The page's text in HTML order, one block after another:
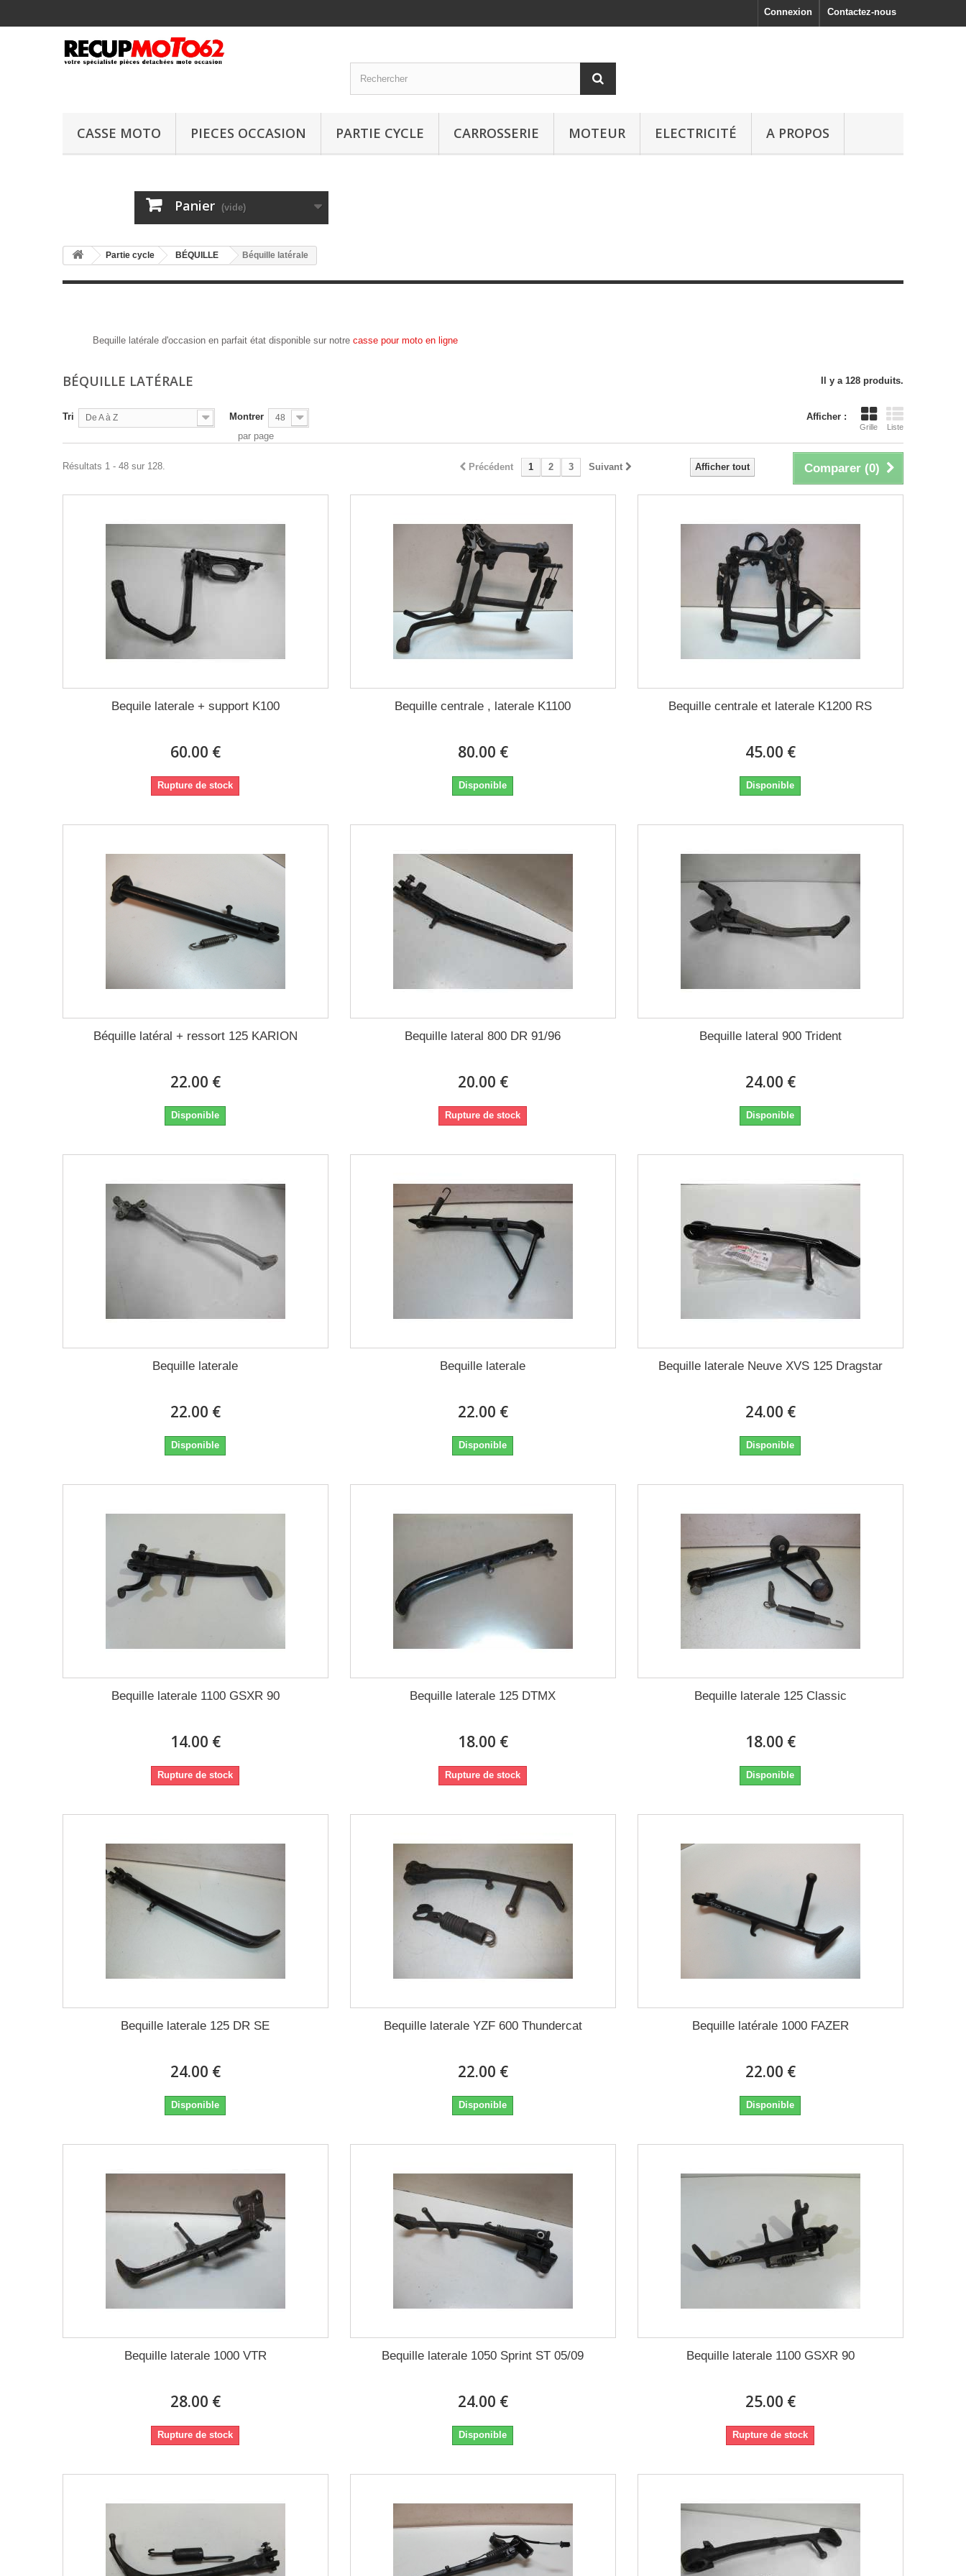
Contactez-nous
Connexion
CASSE MOTO PIECES OCCASION PARTIE CYCLE CARROSSERIE MOTEUR ELECTRICITÉ A PROPOS
Panier (vide)
Partie cycle BÉQUILLE Béquille latérale
Bequille latérale d'occasion en parfait état disponible sur notre casse pour moto en ligne
BÉQUILLE LATÉRALE Il y a 128 produits.
Afficher :
Grille Liste
Tri De A à Z Montrer 48
par page
Comparer (0)
Afficher tout
Précédent 1 2 3 Suivant
Résultats 1 - 48 sur 128.
Bequile laterale + support K100
60.00 €
Rupture de stock
Bequille centrale , laterale K1100
80.00 €
Disponible
Bequille centrale et laterale K1200 RS
45.00 €
Disponible
Béquille latéral + ressort 125 KARION
22.00 €
Disponible
Bequille lateral 800 DR 91/96
20.00 €
Rupture de stock
Bequille lateral 900 Trident
24.00 €
Disponible
Bequille laterale
22.00 €
Disponible
Bequille laterale
22.00 €
Disponible
Bequille laterale Neuve XVS 125 Dragstar
24.00 €
Disponible
Bequille laterale 1100 GSXR 90
14.00 €
Rupture de stock
Bequille laterale 125 DTMX
18.00 €
Rupture de stock
Bequille laterale 125 Classic
18.00 €
Disponible
Bequille laterale 125 DR SE
24.00 €
Disponible
Bequille laterale YZF 600 Thundercat
22.00 €
Disponible
Bequille latérale 1000 FAZER
22.00 €
Disponible
Bequille laterale 1000 VTR
28.00 €
Rupture de stock
Bequille laterale 1050 Sprint ST 05/09
24.00 €
Disponible
Bequille laterale 1100 GSXR 90
25.00 €
Rupture de stock